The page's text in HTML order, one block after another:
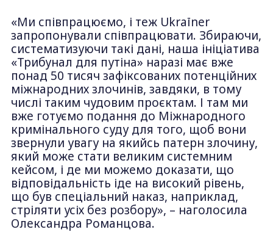
«Ми співпрацюємо, і теж Ukraїner
запропонували співпрацювати. Збираючи,
систематизуючи такі дані, наша ініціатива
«Трибунал для путіна» наразі має вже
понад 50 тисяч зафіксованих потенційних
міжнародних злочинів, завдяки, в тому
числі таким чудовим проєктам. І там ми
вже готуємо подання до Міжнародного
кримінального суду для того, щоб вони
звернули увагу на якийсь патерн злочину,
який може стати великим системним
кейсом, і де ми можемо доказати, що
відповідальність іде на високий рівень,
що був спеціальний наказ, наприклад,
стріляти усіх без розбору», – наголосила
Олександра Романцова.